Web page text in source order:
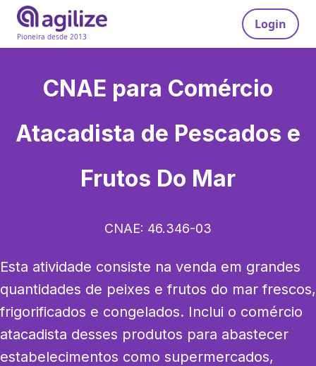
Pioneira desde 2013
Login
CNAE para Comércio
Atacadista de Pescados e
Frutos Do Mar
CNAE: 46.346-03
Esta atividade consiste na venda em grandes
quantidades de peixes e frutos do mar frescos,
frigorificados e congelados. Inclui o comércio
atacadista desses produtos para abastecer
estabelecimentos como supermercados,